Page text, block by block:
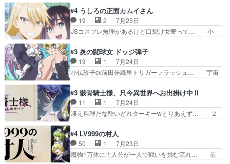
で相手の緊張を解く相手の共… たまったアニメ
50本だってｗ今日も帰った… マネージャー実在
した大逆風のハズなのに全…
の恋愛系で1番これが好き。愛する気は… 今晩
は、2130頃からシンデレラガールズ… 公爵の妻
なのに着てる洋服がシンプル。テー… まあ、これ
は見なくていいな。むしろ判断が… 自分でも気づ
ぜかヒロイン化していますデ… 【今夜のアニメA
は…】前向き没落令嬢×こ… 「ぼやっとしてたら
菜園の領地の外まで開墾…
#4 うしろの正面カムイさん
19 2
7月25日
JSコスプレ無理があるけど口裂け女寄って… 小
カちゃんがヤバすぎてボキキしそう(ぇ… 口裂け
女って人を襲うって知らなかった…ポ… そのスタ
イルで小学生ファッションは口裂け… 相変わら
ず、尺の都合なのか原作漫画の細か… 除霊士カム
昭和キッズを恐怖のどん底へ突… 現代で有名な口
裂け女登場！お市ちゃん、ポ… ろくろ首の除霊シ
ーン「悪霊退散」のパチン…
#3 炎の闘球女 ドッジ弾子
19 1
7月24日
小仏珍子cv前田佳織里トリガーフラッシュ… 宇宙
いたぶってるのか！？Cパートで懐か… 普通にド
ッジが激アツ。いや羽仁衣が初めて… 優谷優の声
優に「ちんこ」って言わせてて興… 珍子ちゃ
ん………！！！！？！先週に引き続… これは意図
限ったことでなく、最近のアニ… 東山朱莉
（AkariHIGASHIYAM… こんなに可憐で可愛い泣
き虫メイドが僅か3…
#3 骸骨騎士様、只今異世界へお出掛け中Ⅱ
11 1
7月24日
凄え料理だな酔いどれターキーwとりあえず… ２
いの良いお兄ちゃん！！現場も楽しかっ… 第３話
をｄアニメストアで視聴しました。視… ローデン
王国ホーバン領を訪れたアーク一行… 1期に引き
続き２期にも出演させていただけ… 1期の頃から
#4 LV999の村人
50 1
7月23日
魔物1万体に主人公が一人で戦いを挑む流れ… 前